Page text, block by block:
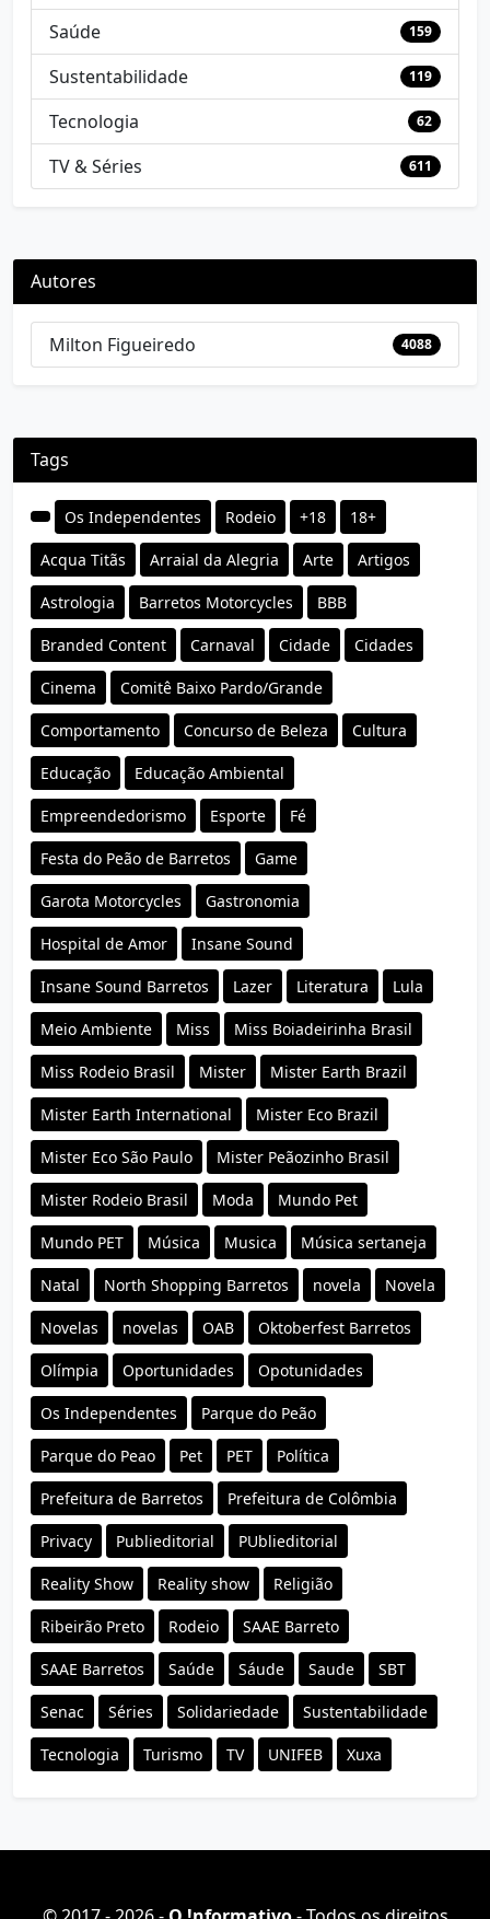
Saúde 159
Sustentabilidade 119
Tecnologia 62
TV & Séries 611
Autores
Milton Figueiredo 4088
Tags
Os Independentes Rodeio +18 18+
Acqua Titãs Arraial da Alegria Arte Artigos
Astrologia Barretos Motorcycles BBB
Branded Content Carnaval Cidade Cidades
Cinema Comitê Baixo Pardo/Grande
Comportamento Concurso de Beleza Cultura
Educação Educação Ambiental
Empreendedorismo Esporte Fé
Festa do Peão de Barretos Game
Garota Motorcycles Gastronomia
Hospital de Amor Insane Sound
Insane Sound Barretos Lazer Literatura Lula
Meio Ambiente Miss Miss Boiadeirinha Brasil
Miss Rodeio Brasil Mister Mister Earth Brazil
Mister Earth International Mister Eco Brazil
Mister Eco São Paulo Mister Peãozinho Brasil
Mister Rodeio Brasil Moda Mundo Pet
Mundo PET Música Musica Música sertaneja
Natal North Shopping Barretos novela Novela
Novelas novelas OAB Oktoberfest Barretos
Olímpia Oportunidades Opotunidades
Os Independentes Parque do Peão
Parque do Peao Pet PET Política
Prefeitura de Barretos Prefeitura de Colômbia
Privacy Publieditorial PUblieditorial
Reality Show Reality show Religião
Ribeirão Preto Rodeio SAAE Barreto
SAAE Barretos Saúde Sáude Saude SBT
Senac Séries Solidariedade Sustentabilidade
Tecnologia Turismo TV UNIFEB Xuxa